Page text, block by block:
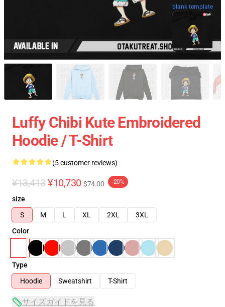
blank template
Luffy Chibi Kute Embroidered
Hoodie / T-Shirt
(5 customer reviews)
¥13,413 ¥10,730 $74.00 -20%
size
S
M L XL 2XL
3XL
Color
Type
Hoodie
Sweatshirt T-Shirt
サイズガイドを見る